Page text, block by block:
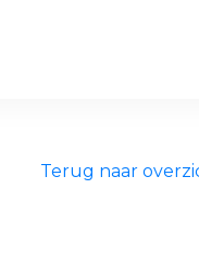
Terug naar